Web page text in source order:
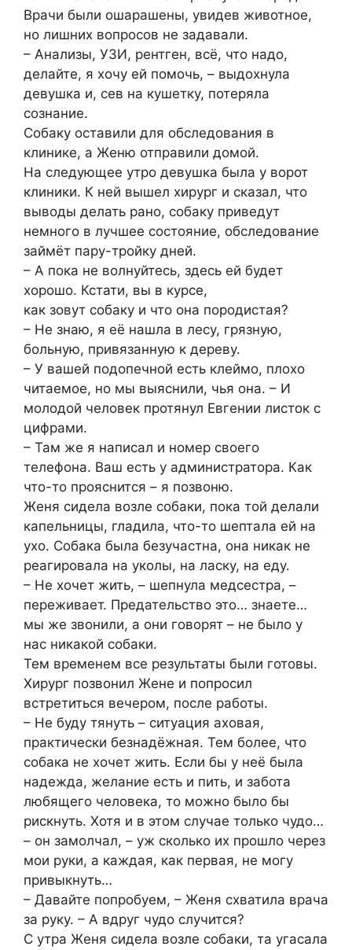
Врачи были ошарашены, увидев животное,
но лишних вопросов не задавали.
– Анализы, УЗИ, рентген, всё, что надо,
делайте, я хочу ей помочь, – выдохнула
девушка и, сев на кушетку, потеряла
сознание.
Собаку оставили для обследования в
клинике, а Женю отправили домой.
На следующее утро девушка была у ворот
клиники. К ней вышел хирург и сказал, что
выводы делать рано, собаку приведут
немного в лучшее состояние, обследование
займёт пару-тройку дней.
– А пока не волнуйтесь, здесь ей будет
хорошо. Кстати, вы в курсе,
как зовут собаку и что она породистая?
– Не знаю, я её нашла в лесу, грязную,
больную, привязанную к дереву.
– У вашей подопечной есть клеймо, плохо
читаемое, но мы выяснили, чья она. – И
молодой человек протянул Евгении листок с
цифрами.
– Там же я написал и номер своего
телефона. Ваш есть у администратора. Как
что-то прояснится – я позвоню.
Женя сидела возле собаки, пока той делали
капельницы, гладила, что-то шептала ей на
ухо. Собака была безучастна, она никак не
реагировала на уколы, на ласку, на еду.
– Не хочет жить, – шепнула медсестра, –
переживает. Предательство это… знаете…
мы же звонили, а они говорят – не было у
нас никакой собаки.
Тем временем все результаты были готовы.
Хирург позвонил Жене и попросил
встретиться вечером, после работы.
– Не буду тянуть – ситуация аховая,
практически безнадёжная. Тем более, что
собака не хочет жить. Если бы у неё была
надежда, желание есть и пить, и забота
любящего человека, то можно было бы
рискнуть. Хотя и в этом случае только чудо…
– он замолчал, – уж сколько их прошло через
мои руки, а каждая, как первая, не могу
привыкнуть…
– Давайте попробуем, – Женя схватила врача
за руку. – А вдруг чудо случится?
С утра Женя сидела возле собаки, та угасала